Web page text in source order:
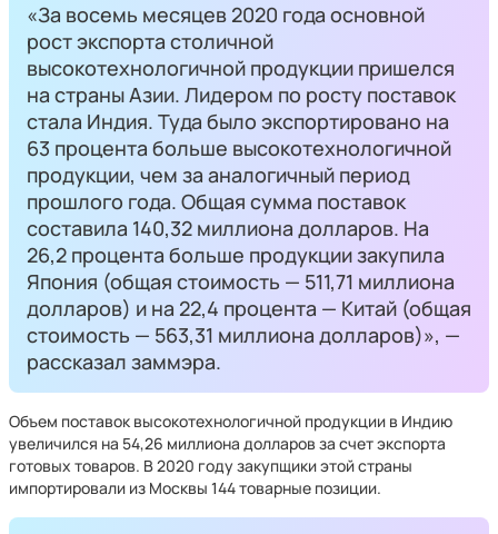
«За восемь месяцев 2020 года основной
рост экспорта столичной
высокотехнологичной продукции пришелся
на страны Азии. Лидером по росту поставок
стала Индия. Туда было экспортировано на
63 процента больше высокотехнологичной
продукции, чем за аналогичный период
прошлого года. Общая сумма поставок
составила 140,32 миллиона долларов. На
26,2 процента больше продукции закупила
Япония (общая стоимость — 511,71 миллиона
долларов) и на 22,4 процента — Китай (общая
стоимость — 563,31 миллиона долларов)», —
рассказал заммэра.
Объем поставок высокотехнологичной продукции в Индию
увеличился на 54,26 миллиона долларов за счет экспорта
готовых товаров. В 2020 году закупщики этой страны
импортировали из Москвы 144 товарные позиции.